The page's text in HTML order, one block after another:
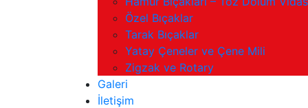
Özel Bıçaklar
Tarak Bıçaklar
Yatay Çeneler ve Çene Mili
Zigzak ve Rotary
Galeri
İletişim